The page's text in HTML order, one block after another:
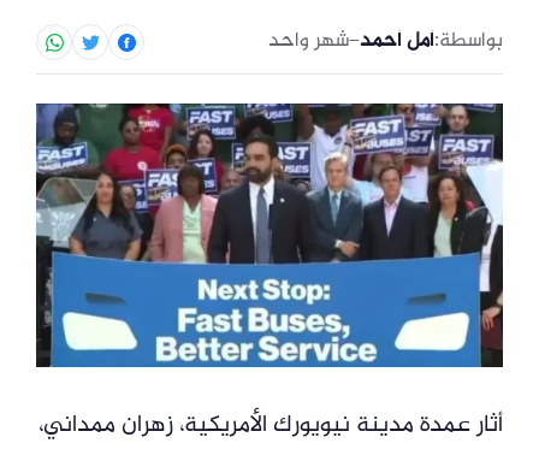
بواسطة:أمل أحمد–شهر واحد
أثار عمدة مدينة نيويورك الأمريكية، زهران ممداني،